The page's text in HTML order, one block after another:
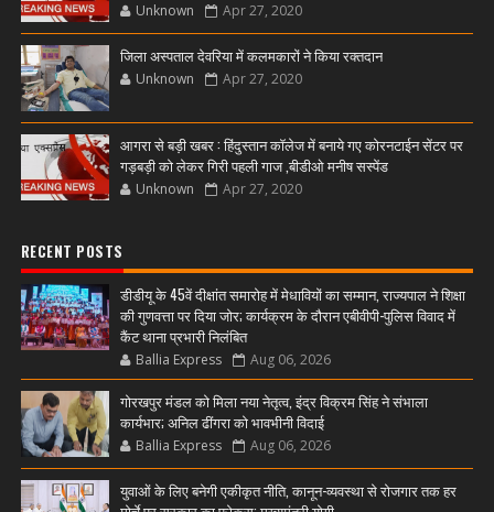
Unknown Apr 27, 2020
जिला अस्पताल देवरिया में कलमकारों ने किया रक्तदान
Unknown Apr 27, 2020
आगरा से बड़ी खबर : हिंदुस्तान कॉलेज में बनाये गए कोरनटाईन सेंटर पर
गड़बड़ी को लेकर गिरी पहली गाज ,बीडीओ मनीष सस्पेंड
Unknown Apr 27, 2020
RECENT POSTS
डीडीयू के 45वें दीक्षांत समारोह में मेधावियों का सम्मान, राज्यपाल ने शिक्षा
की गुणवत्ता पर दिया जोर; कार्यक्रम के दौरान एबीवीपी-पुलिस विवाद में
कैंट थाना प्रभारी निलंबित
Ballia Express Aug 06, 2026
गोरखपुर मंडल को मिला नया नेतृत्व, इंद्र विक्रम सिंह ने संभाला
कार्यभार; अनिल ढींगरा को भावभीनी विदाई
Ballia Express Aug 06, 2026
युवाओं के लिए बनेगी एकीकृत नीति, कानून-व्यवस्था से रोजगार तक हर